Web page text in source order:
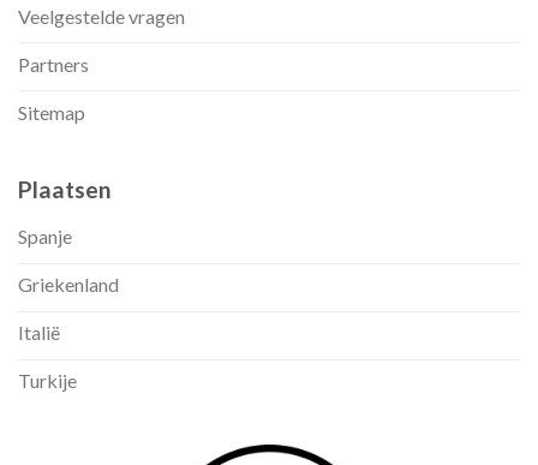
Veelgestelde vragen
Partners
Sitemap
Plaatsen
Spanje
Griekenland
Italië
Turkije